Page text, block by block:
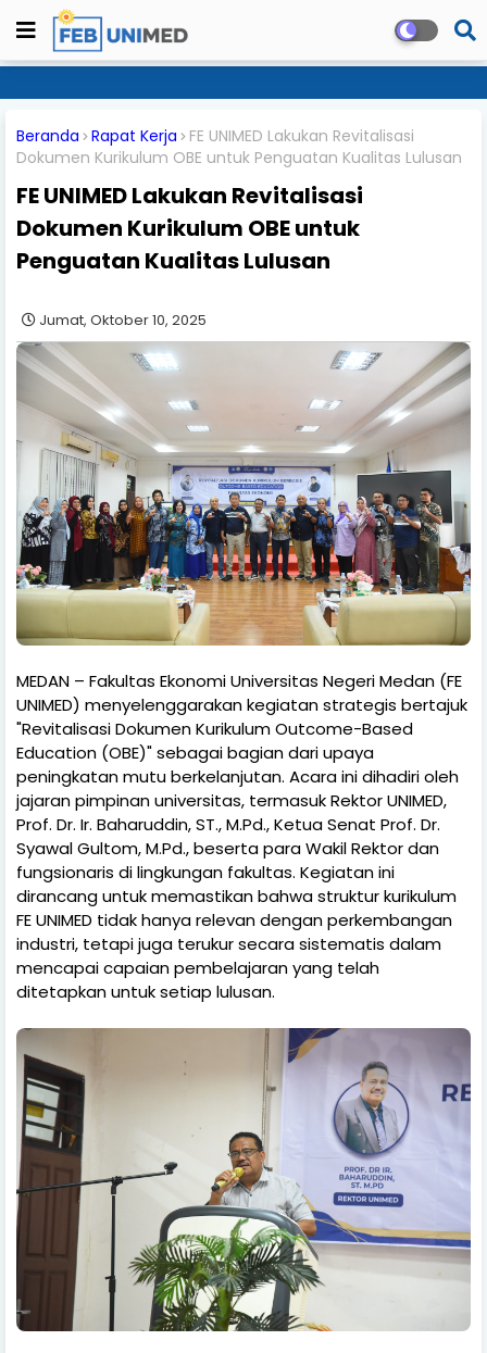
Beranda Rapat Kerja
FE UNIMED Lakukan Revitalisasi
Dokumen Kurikulum OBE untuk Penguatan Kualitas Lulusan
FE UNIMED Lakukan Revitalisasi
Dokumen Kurikulum OBE untuk
Penguatan Kualitas Lulusan
Jumat, Oktober 10, 2025
MEDAN – Fakultas Ekonomi Universitas Negeri Medan (FE
UNIMED) menyelenggarakan kegiatan strategis bertajuk
"Revitalisasi Dokumen Kurikulum Outcome-Based
Education (OBE)" sebagai bagian dari upaya
peningkatan mutu berkelanjutan. Acara ini dihadiri oleh
jajaran pimpinan universitas, termasuk Rektor UNIMED,
Prof. Dr. Ir. Baharuddin, ST., M.Pd., Ketua Senat Prof. Dr.
Syawal Gultom, M.Pd., beserta para Wakil Rektor dan
fungsionaris di lingkungan fakultas. Kegiatan ini
dirancang untuk memastikan bahwa struktur kurikulum
FE UNIMED tidak hanya relevan dengan perkembangan
industri, tetapi juga terukur secara sistematis dalam
mencapai capaian pembelajaran yang telah
ditetapkan untuk setiap lulusan.